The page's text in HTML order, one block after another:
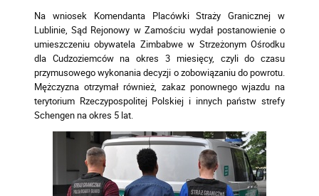
Na wniosek Komendanta Placówki Straży Granicznej w
Lublinie, Sąd Rejonowy w Zamościu wydał postanowienie o
umieszczeniu obywatela Zimbabwe w Strzeżonym Ośrodku
dla Cudzoziemców na okres 3 miesięcy, czyli do czasu
przymusowego wykonania decyzji o zobowiązaniu do powrotu.
Mężczyzna otrzymał również, zakaz ponownego wjazdu na
terytorium Rzeczypospolitej Polskiej i innych państw strefy
Schengen na okres 5 lat.